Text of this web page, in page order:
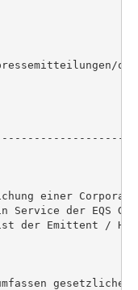
einer
Service der EQS
der Emittent /
gesetzliche